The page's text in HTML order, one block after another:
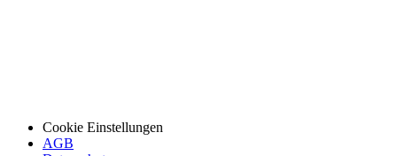
Cookie Einstellungen
AGB